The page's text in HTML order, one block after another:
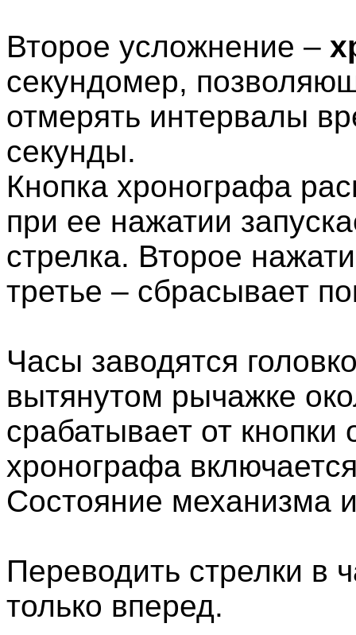
Второе усложнение –
секундомер,
отмерять интервалы
секунды.
Кнопка хронографа
при ее нажатии
стрелка. Второе
третье – сбрасывает
Часы заводятся
вытянутом рычажке
срабатывает от
хронографа
Состояние механизма
Переводить стрелки в
только вперед.